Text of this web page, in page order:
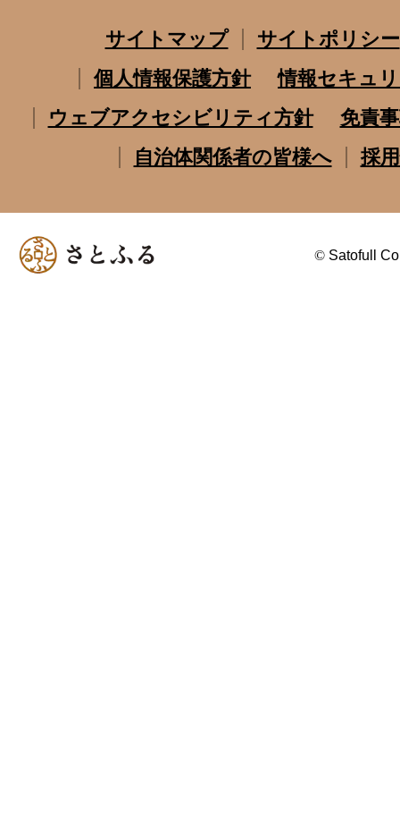
サイトマップ
サイトポリシー
個人情報保護方針
情報セキュ
ウェブアクセシビリティ方針
免責
自治体関係者の皆様へ
採
© Satofull